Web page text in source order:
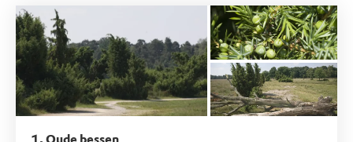
Stendermolenweg 9, 7481 PR Haaksbergen (OV)